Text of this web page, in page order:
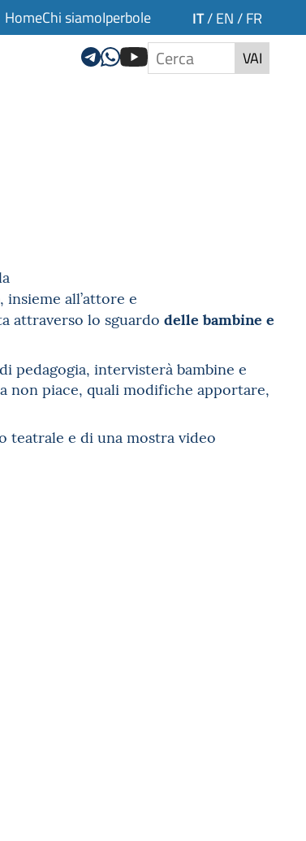
HomeChi siamoIperbole IT/ EN / FR
VAI
, insieme all’attore e
attraverso lo sguardo delle bambine e
pedagogia, intervisterà bambine e
non piace, quali modifiche apportare,
e di una mostra video